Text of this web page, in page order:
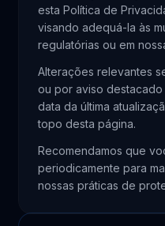
esta Política de
visando adequá-la às
regulatórias ou em
Alterações relevantes
ou por aviso destacado
data da última
topo desta página.
Recomendamos que
periodicamente para
nossas práticas de